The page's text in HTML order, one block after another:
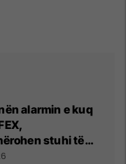
alarmin e kuq
stuhi të
me breshër dhe